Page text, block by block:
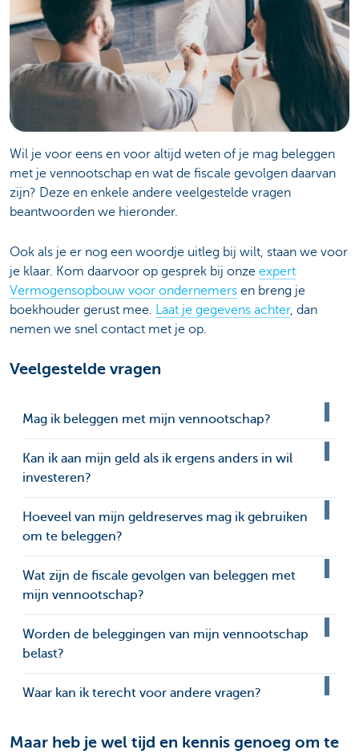
Wil je voor eens en voor altijd weten of je mag beleggen
met je vennootschap en wat de fiscale gevolgen daarvan
zijn? Deze en enkele andere veelgestelde vragen
beantwoorden we hieronder.
Ook als je er nog een woordje uitleg bij wilt, staan we voor
je klaar. Kom daarvoor op gesprek bij onze expert
Vermogensopbouw voor ondernemers en breng je
boekhouder gerust mee. Laat je gegevens achter, dan
nemen we snel contact met je op.
Veelgestelde vragen
Mag ik beleggen met mijn vennootschap?
Kan ik aan mijn geld als ik ergens anders in wil
investeren?
Hoeveel van mijn geldreserves mag ik gebruiken
om te beleggen?
Wat zijn de fiscale gevolgen van beleggen met
mijn vennootschap?
Worden de beleggingen van mijn vennootschap
belast?
Waar kan ik terecht voor andere vragen?
Maar heb je wel tijd en kennis genoeg om te